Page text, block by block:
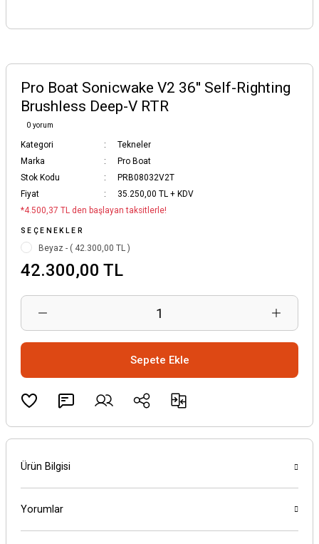
Pro Boat Sonicwake V2 36'' Self-Righting
Brushless Deep-V RTR
0 yorum
Kategori
Tekneler
Marka
Pro Boat
Stok Kodu
PRB08032V2T
Fiyat
35.250,00 TL + KDV
*4.500,37 TL den başlayan taksitlerle!
SEÇENEKLER
Beyaz - ( 42.300,00 TL )
42.300,00 TL
Sepete Ekle
Ürün Bilgisi
Yorumlar